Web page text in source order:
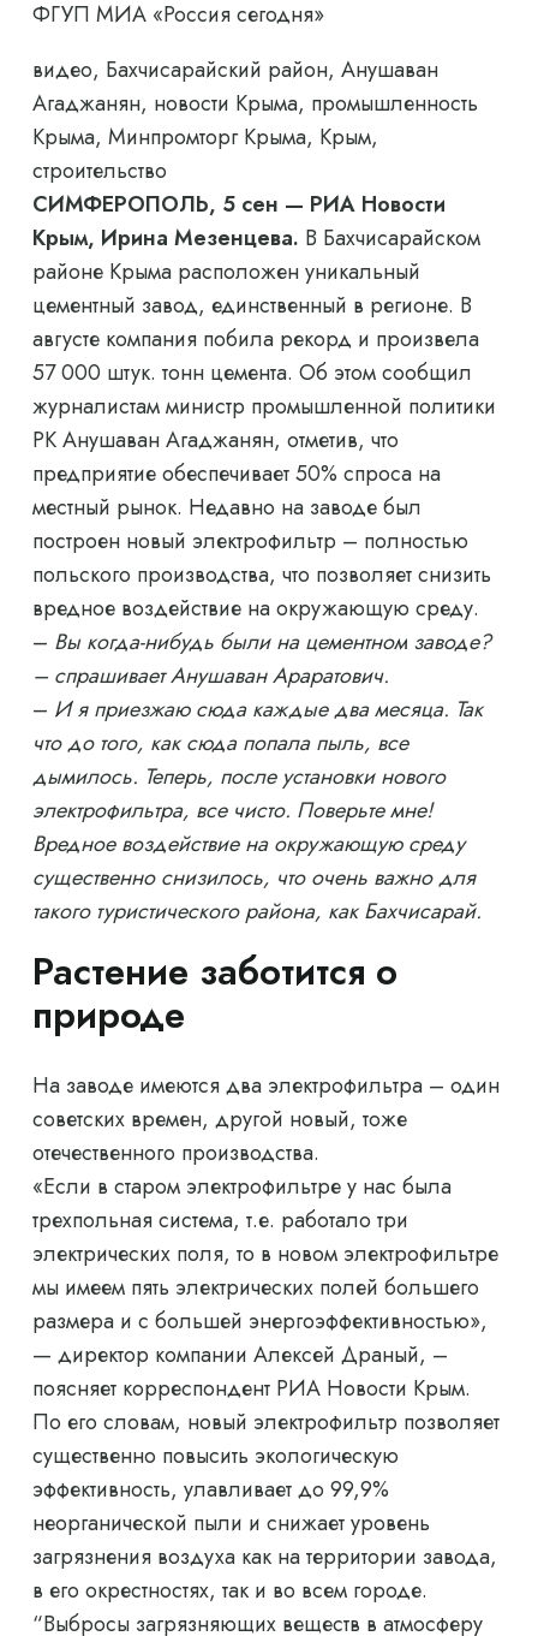
ФГУП МИА «Россия сегодня»
видео, Бахчисарайский район, Анушаван
Агаджанян, новости Крыма, промышленность
Крыма, Минпромторг Крыма, Крым,
строительство
СИМФЕРОПОЛЬ, 5 сен — РИА Новости
Крым, Ирина Мезенцева. В Бахчисарайском
районе Крыма расположен уникальный
цементный завод, единственный в регионе. В
августе компания побила рекорд и произвела
57 000 штук. тонн цемента. Об этом сообщил
журналистам министр промышленной политики
РК Анушаван Агаджанян, отметив, что
предприятие обеспечивает 50% спроса на
местный рынок. Недавно на заводе был
построен новый электрофильтр – полностью
польского производства, что позволяет снизить
вредное воздействие на окружающую среду.
– Вы когда-нибудь были на цементном заводе?
– спрашивает Анушаван Араратович.
– И я приезжаю сюда каждые два месяца. Так
что до того, как сюда попала пыль, все
дымилось. Теперь, после установки нового
электрофильтра, все чисто. Поверьте мне!
Вредное воздействие на окружающую среду
существенно снизилось, что очень важно для
такого туристического района, как Бахчисарай.
Растение заботится о
природе
На заводе имеются два электрофильтра – один
советских времен, другой новый, тоже
отечественного производства.
«Если в старом электрофильтре у нас была
трехпольная система, т.е. работало три
электрических поля, то в новом электрофильтре
мы имеем пять электрических полей большего
размера и с большей энергоэффективностью»,
— директор компании Алексей Драный, –
поясняет корреспондент РИА Новости Крым.
По его словам, новый электрофильтр позволяет
существенно повысить экологическую
эффективность, улавливает до 99,9%
неорганической пыли и снижает уровень
загрязнения воздуха как на территории завода,
в его окрестностях, так и во всем городе.
“Выбросы загрязняющих веществ в атмосферу